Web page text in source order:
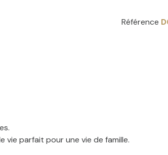
Référence
vie parfait pour une vie de famille.